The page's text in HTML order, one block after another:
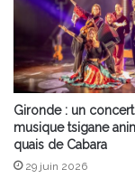
Gironde : un
musique tsigane
quais de Cabara
29 juin 2026